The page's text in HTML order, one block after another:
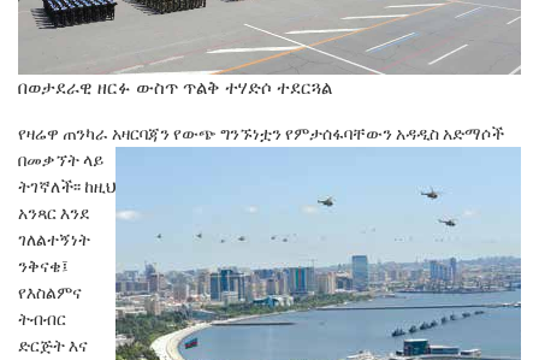
በወታደራዊ ዘርፉ ውስጥ ጥልቅ ተሃድሶ ተደርጓል
የዛሬዋ ጠንካራ አዛርባጃን የውጭ ግንኙነቷን የምታሰፋባቸውን አዳዲስ አድማሶች
በመቃኘት ላይ
ትገኛለች፡፡ ከዚህ
አንጻር እንደ
ገለልተኝነት
ንቅናቄ፤
የእስልምና
ትብብር
ድርጅት እና